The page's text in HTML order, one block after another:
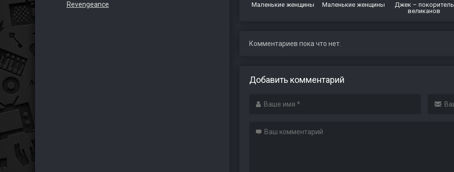
Revengeance
Маленькие женщины Маленькие женщины
Джек – покоритель
великанов
Комментариев пока что нет.
Добавить комментарий